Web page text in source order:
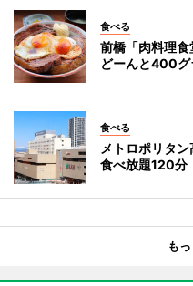
食べる
前橋「肉料理
どーんと400グ
食べる
メトロポリタ
食べ放題120分
も